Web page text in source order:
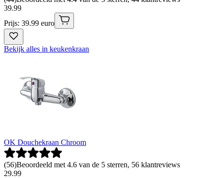
39.99
Prijs: 39.99 euro
Bekijk alles in keukenkraan
OK Douchekraan Chroom
(56)Beoordeeld met 4.6 van de 5 sterren, 56 klantreviews
29.99